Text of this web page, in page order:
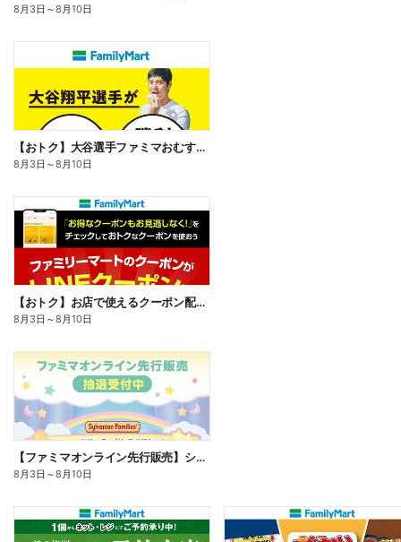
8月3日 ～8月10日
【おトク】大谷選手ファミマおむすび割
8月3日 ～8月10日
【おトク】お店で使えるクーポン配信中
8月3日 ～8月10日
【ファミマオンライン先行販売】シルバニアファミリー
8月3日 ～8月10日